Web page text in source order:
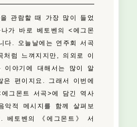
관람할 때 가장 많이 들었
가 바로 베토벤의 <에그몬
다. 오늘날에는 연주회 서곡
처럼 느껴지지만, 의외로 이
이야기에 대해서는 많이 알
은 편이지요. 그래서 이번에
그몬트 서곡>에 담긴 역사
악적 메시지를 함께 살펴보
. 베토벤의 《에그몬트》 서